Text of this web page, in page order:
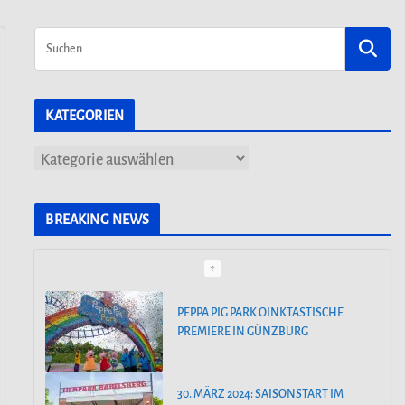
KATEGORIEN
K
BREAKING NEWS
PEPPA PIG PARK OINKTASTISCHE
PREMIERE IN GÜNZBURG
30. MÄRZ 2024: SAISONSTART IM